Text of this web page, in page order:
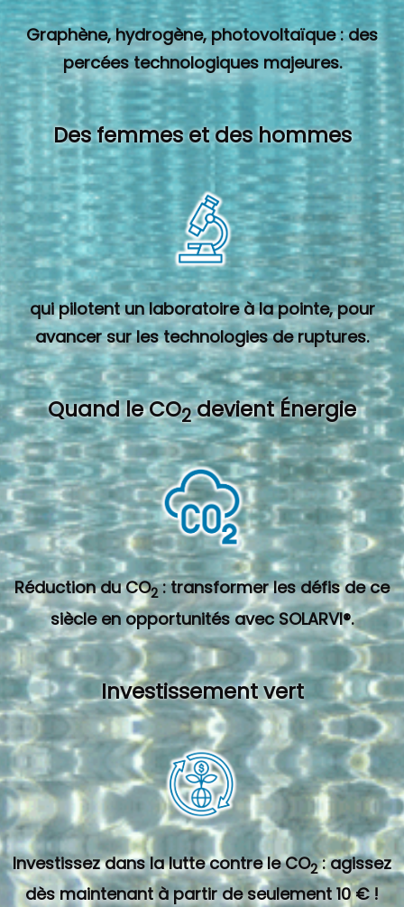
Graphène, hydrogène, photovoltaïque : des
percées technologiques majeures.
Des femmes et des hommes
qui pilotent un laboratoire à la pointe, pour
avancer sur les technologies de ruptures.
Quand le CO2devient Énergie
Réduction du CO2 : transformer les défis de ce
siècle en opportunités avec SOLARVI®.
Investissement vert
Investissez dans la lutte contre le CO2 : agissez
dès maintenant à partir de seulement 10 € !